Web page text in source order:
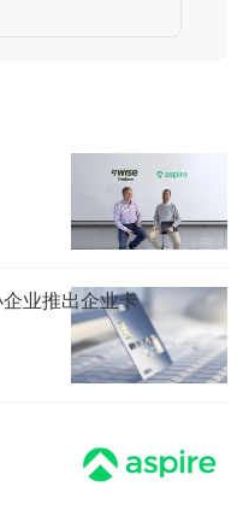
业推出企业卡